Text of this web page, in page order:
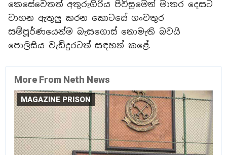
කෙසේවෙතත් අතුරුගිරිය පිවිසුමෙන් මාතර දෙසට
වාහන ඇතුලු කරන කොටසේ ගංවතුර
සම්පූර්ණයෙන්ම බැසගොස් නොමැති බවයි
පොලිසිය වැඩිදුරටත් සඳහන් කළේ.
More From Neth News
MAGAZINE PRISON